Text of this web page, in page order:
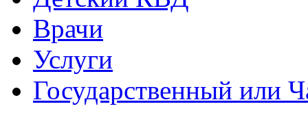
Врачи
Услуги
Государственный или